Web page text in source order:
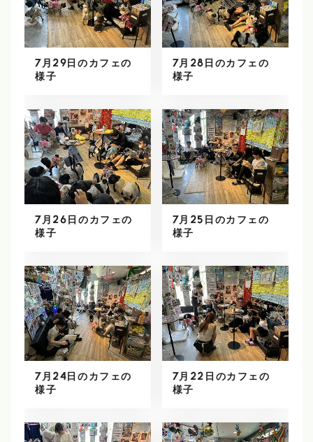
7月29日のカフェの
様子
7月28日のカフェの
様子
7月26日のカフェの
様子
7月25日のカフェの
様子
7月24日のカフェの
様子
7月22日のカフェの
様子